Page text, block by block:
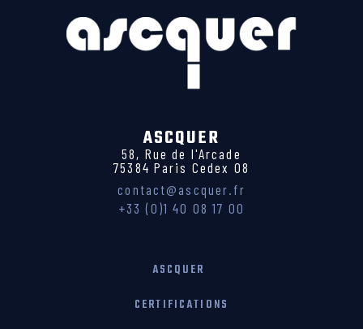
ASCQUER
58, Rue de l'Arcade
75384 Paris Cedex 08
contact@ascquer.fr
+33 (0)1 40 08 17 00
ASCQUER
CERTIFICATIONS